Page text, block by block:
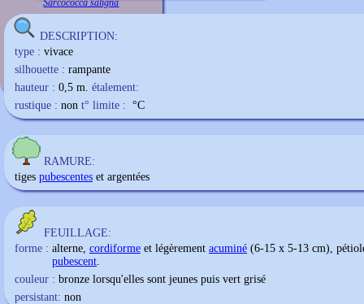
Sarcococca saligna
DESCRIPTION:
type : vivace
silhouette : rampante
hauteur : 0,5 m. étalement:
rustique : non t° limite : °C
RAMURE:
tiges pubescentes et argentées
FEUILLAGE:
forme : alterne, cordiforme et légèrement acuminé (6-15 x 5-13 cm),
pubescent.
couleur : bronze lorsqu'elles sont jeunes puis vert grisé
persistant: non